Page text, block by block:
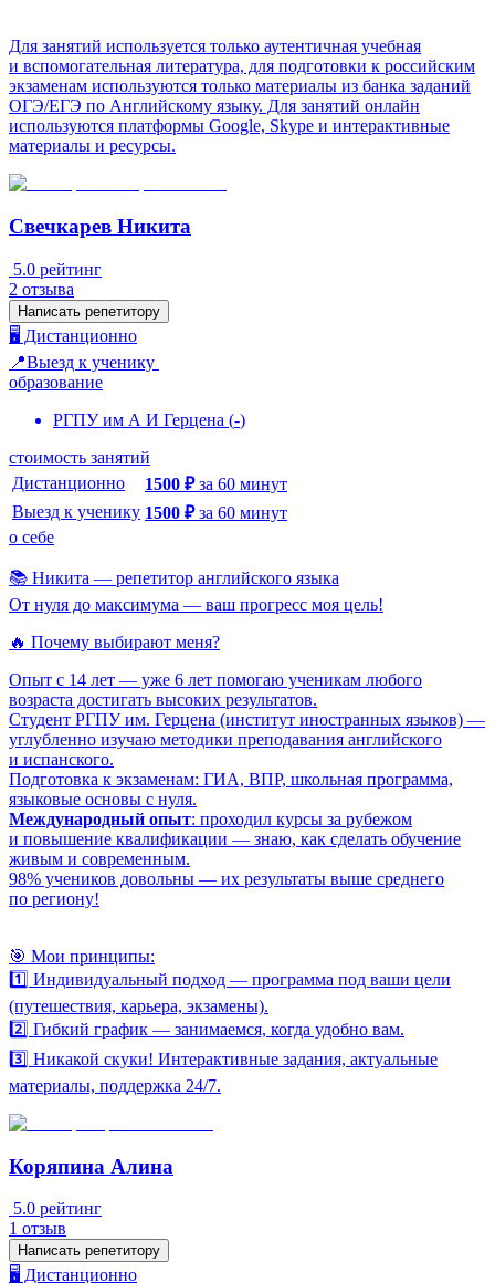
Для занятий используется только аутентичная учебная
и вспомогательная литература, для подготовки к российским
экзаменам используются только материалы из банка заданий
ОГЭ/ЕГЭ по Английскому языку. Для занятий онлайн
используются платформы Google, Skype и интерактивные
материалы и ресурсы.
Свечкарев Никита
5.0 рейтинг
2 отзыва
Написать репетитору
🖥️ Дистанционно
📍Выезд к ученику
образование
РГПУ им А И Герцена (-)
стоимость занятий
Дистанционно
1500 ₽ за 60 минут
Выезд к ученику 1500 ₽ за 60 минут
о себе
📚 Никита — репетитор английского языка
От нуля до максимума — ваш прогресс моя цель!
🔥 Почему выбирают меня?
Опыт с 14 лет — уже 6 лет помогаю ученикам любого
возраста достигать высоких результатов.
Студент РГПУ им. Герцена (институт иностранных языков) —
углубленно изучаю методики преподавания английского
и испанского.
Подготовка к экзаменам: ГИА, ВПР, школьная программа,
языковые основы с нуля.
Международный опыт: проходил курсы за рубежом
и повышение квалификации — знаю, как сделать обучение
живым и современным.
98% учеников довольны — их результаты выше среднего
по региону!
🎯 Мои принципы:
1️⃣ Индивидуальный подход — программа под ваши цели
(путешествия, карьера, экзамены).
2️⃣ Гибкий график — занимаемся, когда удобно вам.
3️⃣ Никакой скуки! Интерактивные задания, актуальные
материалы, поддержка 24/7.
Коряпина Алина
5.0 рейтинг
1 отзыв
Написать репетитору
🖥️ Дистанционно